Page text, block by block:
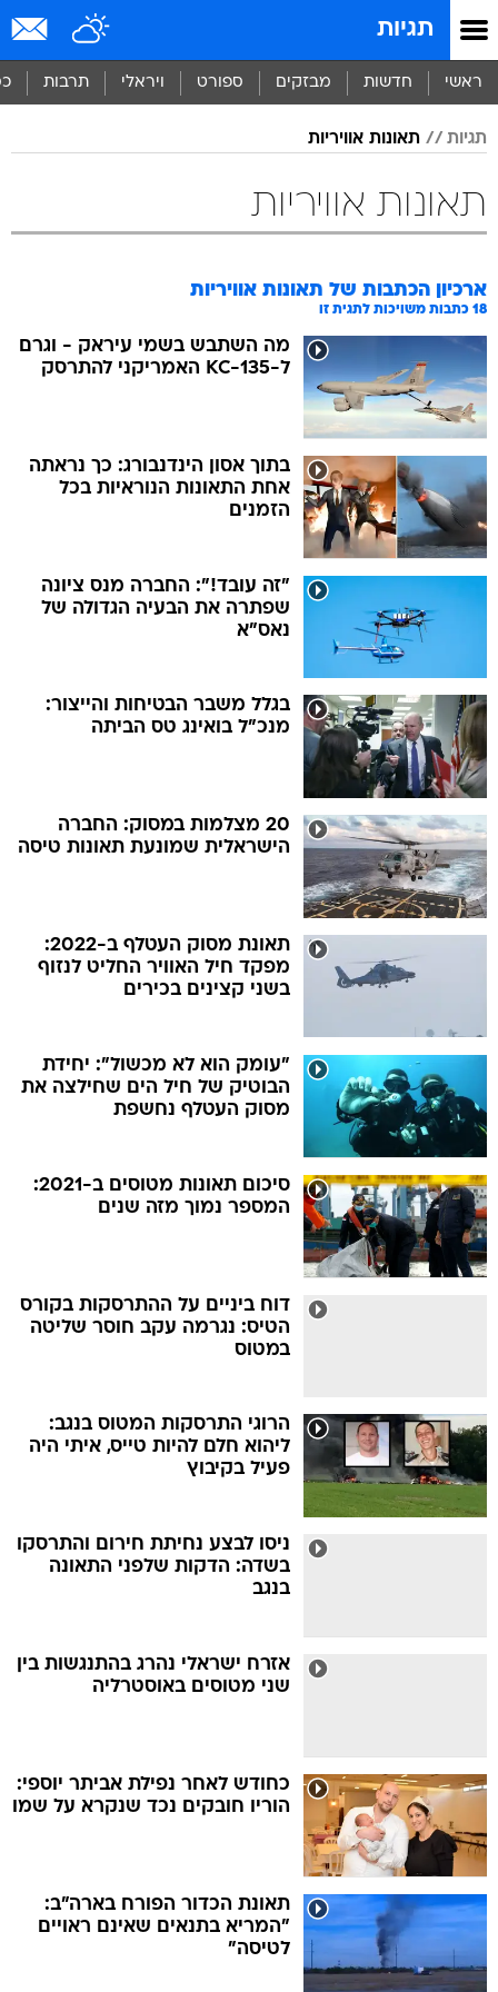
תגיות
ראשי חדשות מבזקים ספורט ויראלי תרבות
תגיות תאונות אוויריות
תאונות אוויריות
ארכיון הכתבות של תאונות אוויריות
18 כתבות משויכות לתגית זו
מה השתבש בשמי עיראק - וגרם
ל-KC-135 האמריקני להתרסק
בתוך אסון הינדנבורג: כך נראתה
אחת התאונות הנוראיות בכל
הזמנים
"זה עובד!": החברה מנס ציונה
שפתרה את הבעיה הגדולה של
נאס"א
בגלל משבר הבטיחות והייצור:
מנכ"ל בואינג טס הביתה
20 מצלמות במסוק: החברה
הישראלית שמונעת תאונות טיסה
תאונת מסוק העטלף ב-2022:
מפקד חיל האוויר החליט לנזוף
בשני קצינים בכירים
"עומק הוא לא מכשול": יחידת
הבוטיק של חיל הים שחילצה את
מסוק העטלף נחשפת
סיכום תאונות מטוסים ב-2021:
המספר נמוך מזה שנים
דוח ביניים על ההתרסקות בקורס
הטיס: נגרמה עקב חוסר שליטה
במטוס
הרוגי התרסקות המטוס בנגב:
ליהוא חלם להיות טייס, איתי היה
פעיל בקיבוץ
ניסו לבצע נחיתת חירום והתרסקו
בשדה: הדקות שלפני התאונה
בנגב
אזרח ישראלי נהרג בהתנגשות בין
שני מטוסים באוסטרליה
כחודש לאחר נפילת אביתר יוספי:
הוריו חובקים נכד שנקרא על שמו
תאונת הכדור הפורח בארה"ב:
"המריא בתנאים שאינם ראויים
לטיסה"